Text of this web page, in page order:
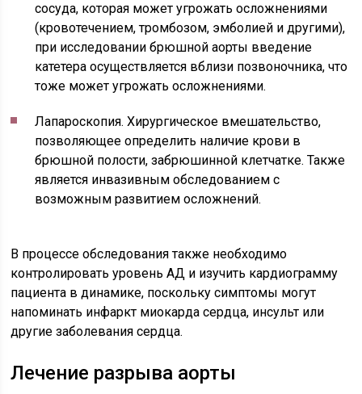
сосуда, которая может угрожать осложнениями
(кровотечением, тромбозом, эмболией и другими),
при исследовании брюшной аорты введение
катетера осуществляется вблизи позвоночника, что
тоже может угрожать осложнениями.
Лапароскопия. Хирургическое вмешательство,
позволяющее определить наличие крови в
брюшной полости, забрюшинной клетчатке. Также
является инвазивным обследованием с
возможным развитием осложнений.
В процессе обследования также необходимо
контролировать уровень АД и изучить кардиограмму
пациента в динамике, поскольку симптомы могут
напоминать инфаркт миокарда сердца, инсульт или
другие заболевания сердца.
Лечение разрыва аорты